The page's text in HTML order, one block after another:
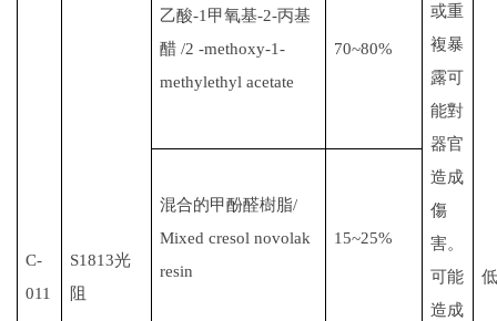
C-
011
S1813光
阻
乙酸-1 甲氧基-2-丙基
醋 /2 -methoxy-1-
methylethyl acetate
70~80%
或重
複暴
露可
能對
器官
造成
傷
害。
可能
造成
混合的甲酚醛樹脂/
Mixed cresolnovolak
resin
15~25%